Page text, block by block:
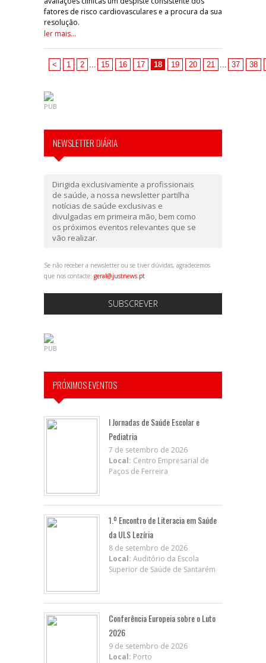
fatores de risco cardiovasculares e a procura da sua
resolução.
ler mais...
< 1 2 ... 15 16 17 18 19 20 21 ... 37 38
PUB
NEWSLETTER DIÁRIA
Dirigida exclusivamente a profissionais
de saúde, a nossa newsletter partilha
notícias de saúde exclusivas e
divulgadas em primeira mão, bem como
os próximos eventos relevantes que se
vão realizar.
Se não receber a newsletter ou se tiver dúvidas, agradecemos
que nos contacte: geral@justnews.pt
SUBSCREVER
PUB
PRÓXIMOS EVENTOS
I Jornadas de Saúde Escolar e
Pediatria
7 de setembro de 2026
Local: Centro Empresarial de
Paços de Ferreira
1.º Encontro de Literacia em Saúde
da ULS Lezíria
8 de setembro de 2026
Local: Auditório da Escola
Superior de Saúde de Santarém
Conferência Europeia sobre o Luto
2026
9 de setembro de 2026
Local: Porto